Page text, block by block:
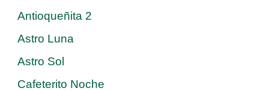
Antioqueñita 2
Astro Luna
Astro Sol
Cafeterito Noche